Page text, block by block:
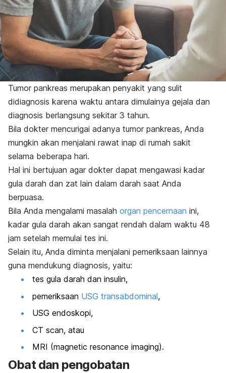
Tumor pankreas merupakan penyakit yang sulit
didiagnosis karena waktu antara dimulainya gejala dan
diagnosis berlangsung sekitar 3 tahun.
Bila dokter mencurigai adanya tumor pankreas, Anda
mungkin akan menjalani rawat inap di rumah sakit
selama beberapa hari.
Hal ini bertujuan agar dokter dapat mengawasi kadar
gula darah dan zat lain dalam darah saat Anda
berpuasa.
Bila Anda mengalami masalah organ pencernaan ini,
kadar gula darah akan sangat rendah dalam waktu 48
jam setelah memulai tes ini.
Selain itu, Anda diminta menjalani pemeriksaan lainnya
guna mendukung diagnosis, yaitu:
tes gula darah dan insulin,
pemeriksaan USG transabdominal,
USG endoskopi,
CT scan, atau
MRI (magnetic resonance imaging).
Obat dan pengobatan